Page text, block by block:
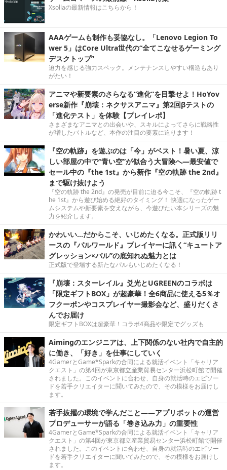
Xsollaの最新情報はこちらから！
AAAゲームも制作も妥協なし。「Lenovo Legion To
wer 5」はCore Ultra世代の“全てこなせるゲーミング
デスクトップ”
迫力を感じる強力スペック。メンテナンスしやすい構造もあり
がたい！
アニマや新要素のさらなる“進化”を目撃せよ！HoYov
erse新作『崩壊：ネクサスアニマ』第2回βテストの
「進化テスト」を体験【プレイレポ】
さまざまなアニマとの出会いや、スキルによってさらに戦略性
が増したバトルなど、本作の注目の要素に迫ります！
『空の軌跡』を遊ぶのは「今」がベスト！暑い夏、涼
しい部屋の中で“青い空”が似合う大冒険へ―最安値で
セール中の『the 1st』から新作『空の軌跡 the 2nd』
まで駆け抜けよう
『空の軌跡 the 2nd』の発売が目前に迫る今こそ、『空の軌跡 t
he 1st』から遊び始める絶好のタイミング！ 快適になったゲー
ムシステムや新要素を交えながら、今遊びたい本シリーズの魅
力を紹介します。
かわいい…だからこそ、いじめたくなる。正式版リリ
ースの『パルワールド』プレイヤーに訊く“キュートア
グレッション×パル”の底知れぬ魅力とは
正式版で登場する新たなパルもいじめたくなる！
『崩壊：スターレイル』爻光とUGREENのコラボは
「限定ギフトBOX」が超豪華！全6商品に使える5％オ
フクーポンやコスプレイヤー撮影会など、盛りだくさ
んでお届け
限定ギフトBOXは超豪華！コラボ4商品や限定でグッズも
Aimingのエンジニアは、上下関係のない社内で自主的
に働き、「好き」を仕事にしていく
4GamerとGame*Sparkの合同による就活イベント「キャリア
クエスト」の第4回が東京都立産業貿易センター浜松町館で開催
されました。このイベントに合わせ、自身の就活時のエピソー
ドを若手クリエイターに聞いてみたので、その模様をお届けし
ます。
若手抜擢の環境で学んだこと――アプリボットの運営
プロデューサーが語る「巻き込み力」の重要性
4GamerとGame*Sparkの合同による就活イベント「キャリア
クエスト」の第4回が東京都立産業貿易センター浜松町館で開催
されました。このイベントに合わせ、自身の就活時のエピソー
ドを若手クリエイターに聞いてみたので、その模様をお届けし
ます。